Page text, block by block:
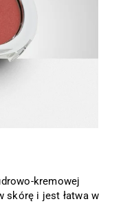
kremowej
skórę i jest łatwa w